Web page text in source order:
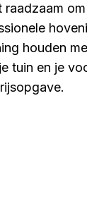
raadzaam
houden
tuin en je